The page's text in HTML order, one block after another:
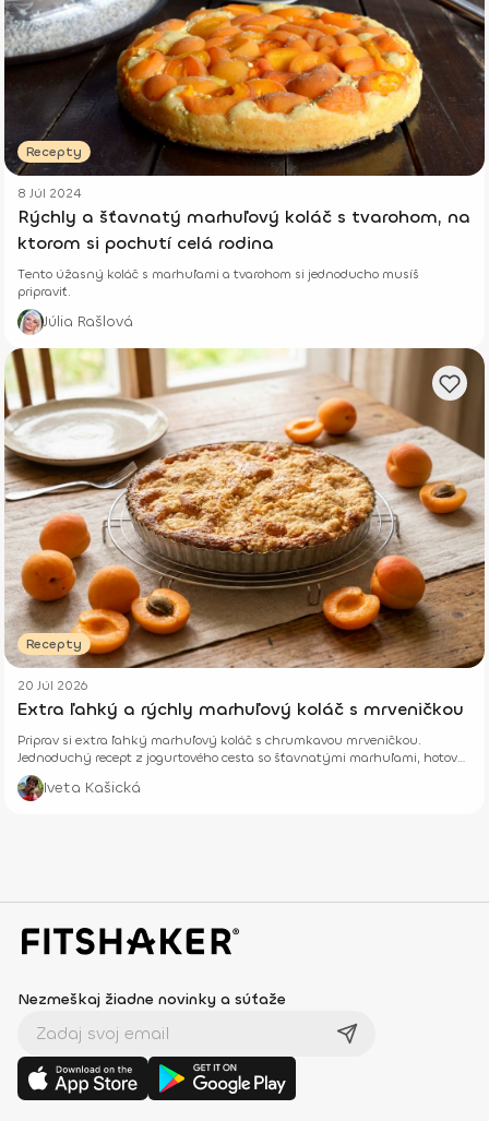
Recepty
8 Júl 2024
Rýchly a šťavnatý marhuľový koláč s tvarohom, na
ktorom si pochutí celá rodina
Tento úžasný koláč s marhuľami a tvarohom si jednoducho musíš
pripraviť.
Júlia Rašlová
Recepty
20 Júl 2026
Extra ľahký a rýchly marhuľový koláč s mrveničkou
Priprav si extra ľahký marhuľový koláč s chrumkavou mrveničkou.
Jednoduchý recept z jogurtového cesta so šťavnatými marhuľami, hotový
z pár surovín.
Iveta Kašická
Nezmeškaj žiadne novinky a súťaže